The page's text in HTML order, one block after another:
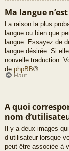
Ma langue
La raison la plus
langue ou bien que
langue. Essayez de
langue désirée. Si
nouvelle traduction.
de phpBB®.
Haut
A quoi
nom
Il y a deux images
d’utilisateur lorsque
peut être associée à